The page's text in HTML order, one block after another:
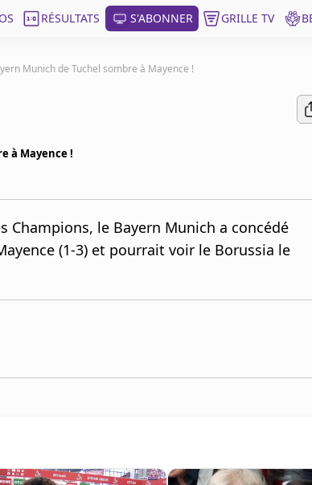
RÉSULTATS S'ABONNER GRILLE TV
Munich de Tuchel sombre à Mayence !
à Mayence !
Champions, le Bayern Munich a concédé
(1-3) et pourrait voir le Borussia le